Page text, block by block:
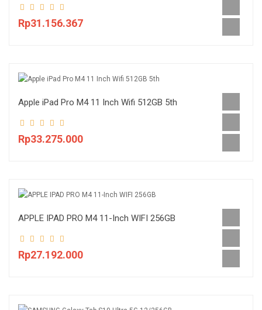
Rp31.156.367
Apple iPad Pro M4 11 Inch Wifi 512GB 5th
Rp33.275.000
APPLE IPAD PRO M4 11-Inch WIFI 256GB
Rp27.192.000